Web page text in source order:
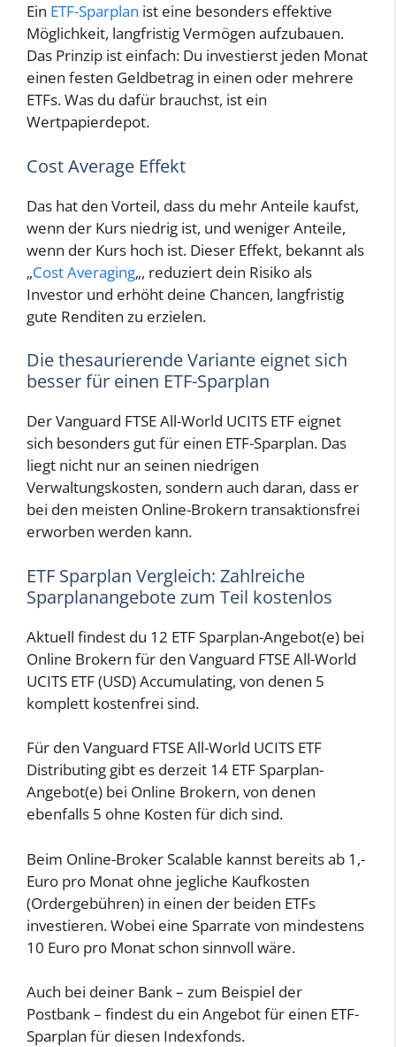
Ein ETF-Sparplan ist eine besonders effektive
Möglichkeit, langfristig Vermögen aufzubauen.
Das Prinzip ist einfach: Du investierst jeden Monat
einen festen Geldbetrag in einen oder mehrere
ETFs. Was du dafür brauchst, ist ein
Wertpapierdepot.
Cost Average Effekt
Das hat den Vorteil, dass du mehr Anteile kaufst,
wenn der Kurs niedrig ist, und weniger Anteile,
wenn der Kurs hoch ist. Dieser Effekt, bekannt als
„Cost Averaging„, reduziert dein Risiko als
Investor und erhöht deine Chancen, langfristig
gute Renditen zu erzielen.
Die thesaurierende Variante eignet sich
besser für einen ETF-Sparplan
Der Vanguard FTSE All-World UCITS ETF eignet
sich besonders gut für einen ETF-Sparplan. Das
liegt nicht nur an seinen niedrigen
Verwaltungskosten, sondern auch daran, dass er
bei den meisten Online-Brokern transaktionsfrei
erworben werden kann.
ETF Sparplan Vergleich: Zahlreiche
Sparplanangebote zum Teil kostenlos
Aktuell findest du 12 ETF Sparplan-Angebot(e) bei
Online Brokern für den Vanguard FTSE All-World
UCITS ETF (USD) Accumulating, von denen 5
komplett kostenfrei sind.
Für den Vanguard FTSE All-World UCITS ETF
Distributing gibt es derzeit 14 ETF Sparplan-
Angebot(e) bei Online Brokern, von denen
ebenfalls 5 ohne Kosten für dich sind.
Beim Online-Broker Scalable kannst bereits ab 1,-
Euro pro Monat ohne jegliche Kaufkosten
(Ordergebühren) in einen der beiden ETFs
investieren. Wobei eine Sparrate von mindestens
10 Euro pro Monat schon sinnvoll wäre.
Auch bei deiner Bank – zum Beispiel der
Postbank – findest du ein Angebot für einen ETF-
Sparplan für diesen Indexfonds.